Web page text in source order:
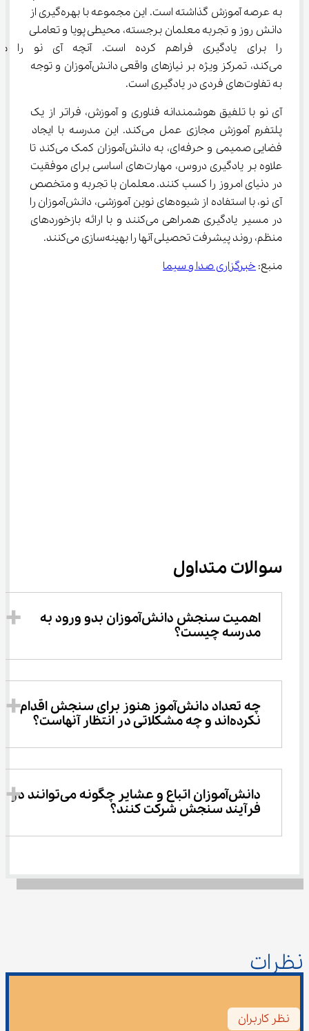
به عرصه آموزش گذاشته است. این مجموعه با بهره‌گیری از
دانش روز و تجربه معلمان برجسته، محیطی پویا و تعاملی
را برای یادگیری فراهم کرده
می‌کند، تمرکز ویژه بر نیازهای واقعی دانش‌آموزان و توجه
به تفاوت‌های فردی در یادگیری است.
آی‌ نو با تلفیق هوشمندانه فناوری و آموزش، فراتر از یک
پلتفرم آموزش مجازی عمل می‌کند. این مدرسه با ایجاد
فضایی صمیمی و حرفه‌ای، به دانش‌آموزان کمک می‌کند تا
علاوه بر یادگیری دروس، مهارت‌های اساسی برای موفقیت
در دنیای امروز را کسب کنند. معلمان با تجربه و متخصص
آی‌ نو، با استفاده از شیوه‌های نوین آموزشی، دانش‌آموزان را
در مسیر یادگیری همراهی می‌کنند و با ارائه بازخوردهای
منظم، روند پیشرفت تحصیلی آنها را بهینه‌سازی می‌کنند.
منبع: خبرگزاری صدا و سیما
سوالات متداول
اهمیت سنجش دانش‌آموزان بدو ورود به
مدرسه چیست؟
چه تعداد دانش‌آموز هنوز برای سنجش اقدام
نکرده‌اند و چه مشکلاتی در انتظار آنهاست؟
دانش‌آموزان اتباع و عشایر چگونه می‌توانند در
فرآیند سنجش شرکت کنند؟
نظرات
نظر کاربران